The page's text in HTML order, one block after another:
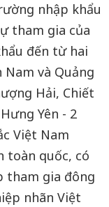
nhập khẩu
tham gia của
đến từ hai
và Quảng
Hải, Chiết
Yên - 2
Việt Nam
toàn quốc, có
tham gia đông
nhãn Việt